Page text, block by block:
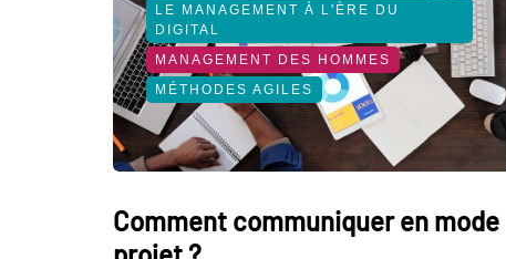
LE MANAGEMENT À L'ÈRE DU
DIGITAL
MANAGEMENT DES HOMMES
MÉTHODES AGILES
Comment communiquer en mode